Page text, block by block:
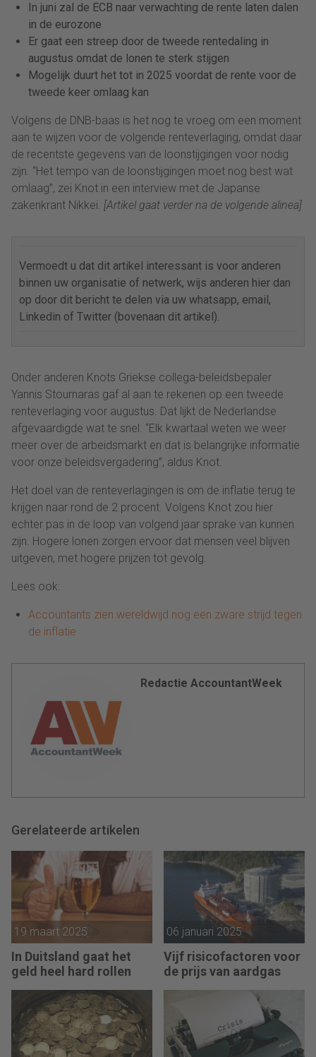
In juni zal de ECB naar verwachting de rente laten dalen
in de eurozone
Er gaat een streep door de tweede rentedaling in
augustus omdat de lonen te sterk stijgen
Mogelijk duurt het tot in 2025 voordat de rente voor de
tweede keer omlaag kan
Volgens de DNB-baas is het nog te vroeg om een moment
aan te wijzen voor de volgende renteverlaging, omdat daar
de recentste gegevens van de loonstijgingen voor nodig
zijn. “Het tempo van de loonstijgingen moet nog best wat
omlaag”, zei Knot in een interview met de Japanse
zakenkrant Nikkei. [Artikel gaat verder na de volgende alinea]
Vermoedt u dat dit artikel interessant is voor anderen
binnen uw organisatie of netwerk, wijs anderen hier dan
op door dit bericht te delen via uw whatsapp, email,
Linkedin of Twitter (bovenaan dit artikel).
Onder anderen Knots Griekse collega-beleidsbepaler
Yannis Stournaras gaf al aan te rekenen op een tweede
renteverlaging voor augustus. Dat lijkt de Nederlandse
afgevaardigde wat te snel. “Elk kwartaal weten we weer
meer over de arbeidsmarkt en dat is belangrijke informatie
voor onze beleidsvergadering”, aldus Knot.
Het doel van de renteverlagingen is om de inflatie terug te
krijgen naar rond de 2 procent. Volgens Knot zou hier
echter pas in de loop van volgend jaar sprake van kunnen
zijn. Hogere lonen zorgen ervoor dat mensen veel blijven
uitgeven, met hogere prijzen tot gevolg.
Lees ook:
Accountants zien wereldwijd nog een zware strijd tegen
de inflatie
Redactie AccountantWeek
Gerelateerde artikelen
19 maart 2025
In Duitsland gaat het
geld heel hard rollen
06 januari 2025
Vijf risicofactoren voor
de prijs van aardgas